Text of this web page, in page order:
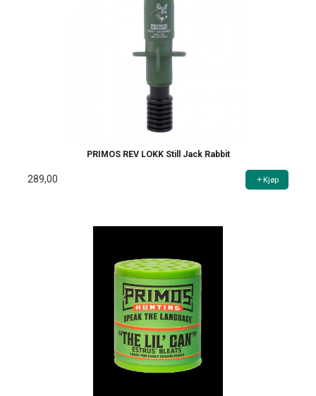
PRIMOS REV LOKK Still Jack Rabbit
289,00 Kjøp